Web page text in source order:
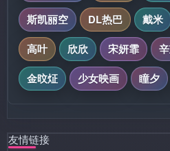
斯凯丽空
DL热巴 戴米
高叶
欣欣 宋妍霏
金旼炡
少女映画 瞳夕
友情链接